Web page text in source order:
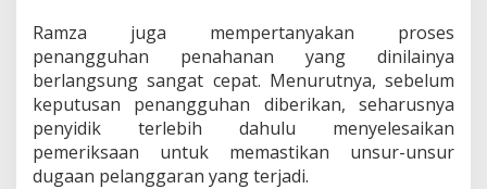
Ramza juga mempertanyakan proses
penangguhan penahanan yang dinilainya
berlangsung sangat cepat. Menurutnya, sebelum
keputusan penangguhan diberikan, seharusnya
penyidik terlebih dahulu menyelesaikan
pemeriksaan untuk memastikan unsur-unsur
dugaan pelanggaran yang terjadi.